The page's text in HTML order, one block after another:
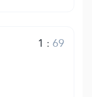
1 :69